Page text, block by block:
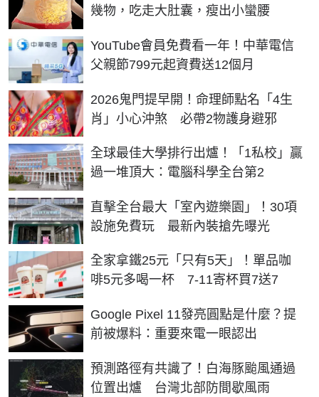
幾物，吃走大肚囊，瘦出小蠻腰
YouTube會員免費看一年！中華電信
父親節799元起資費送12個月
2026鬼門提早開！命理師點名「4生
肖」小心沖煞 必帶2物護身避邪
全球最佳大學排行出爐！「1私校」贏
過一堆頂大：電腦科學全台第2
直擊全台最大「室內遊樂園」！30項
設施免費玩 最新內裝搶先曝光
全家拿鐵25元「只有5天」！單品咖
啡5元多喝一杯 7-11寄杯買7送7
Google Pixel 11發亮圓點是什麼？提
前被爆料：重要來電一眼認出
預測路徑有共識了！白海豚颱風通過
位置出爐 台灣北部防間歇風雨